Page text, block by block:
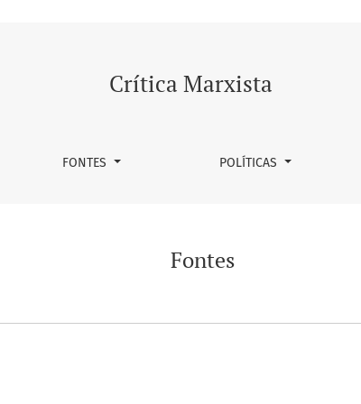
Crítica Marxista
FONTES POLÍTICAS
Fontes